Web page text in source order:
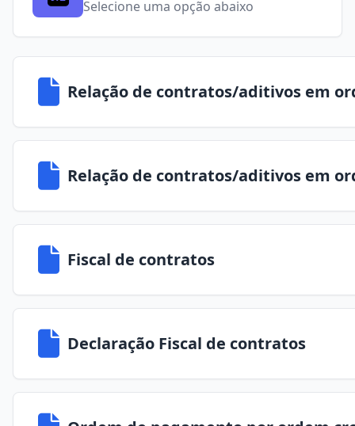
Selecione uma opção abaixo
Relação de contratos/aditivos em
Relação de contratos/aditivos em
Fiscal de contratos
Declaração Fiscal de contratos